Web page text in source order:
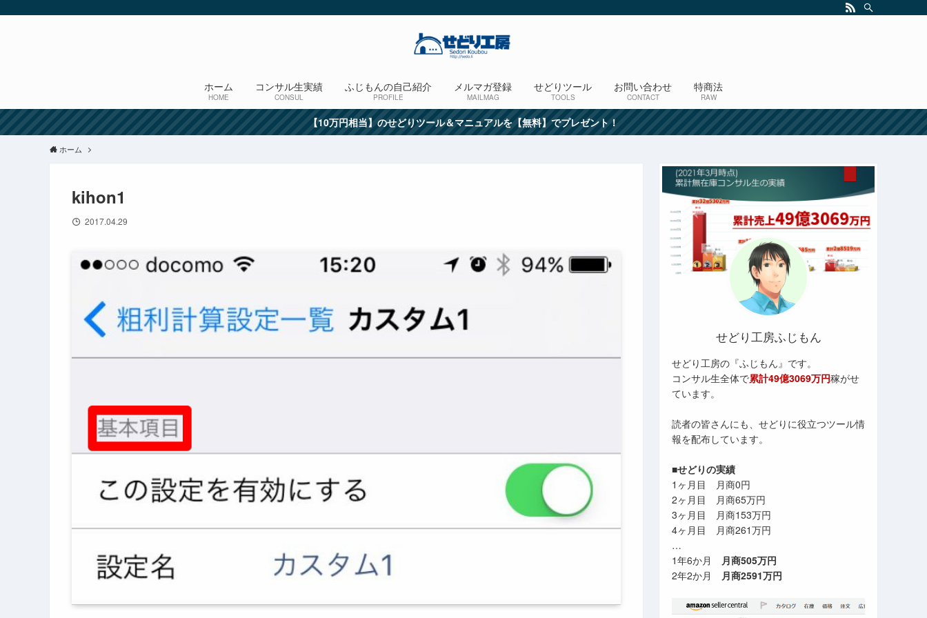
ホーム
HOME
コンサル生実績
CONSUL
ふじもんの自己紹介
PROFILE
メルマガ登録
MAILMAG
せどりツール
TOOLS
お問い合わせ
CONTACT
特商法
RAW
【10万円相当】のせどりツール＆マニュアルを【無料】でプレゼント！
ホーム
kihon1
2017.04.29
せどり工房ふじもん
せどり工房の『ふじもん』です。
コンサル生全体で累計49億3069万円稼がせ
ています。
読者の皆さんにも、せどりに役立つツール情
報を配布しています。
■せどりの実績
1ヶ月目 月商0円
2ヶ月目 月商65万円
3ヶ月目 月商153万円
4ヶ月目 月商261万円
…
1年6か月 月商505万円
2年2か月 月商2591万円